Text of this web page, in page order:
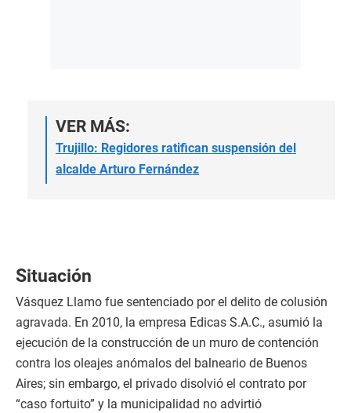
VER MÁS:
Trujillo: Regidores ratifican suspensión del
alcalde Arturo Fernández
Situación
Vásquez Llamo fue sentenciado por el delito de colusión
agravada. En 2010, la empresa Edicas S.A.C., asumió la
ejecución de la construcción de un muro de contención
contra los oleajes anómalos del balneario de Buenos
Aires; sin embargo, el privado disolvió el contrato por
“caso fortuito” y la municipalidad no advirtió